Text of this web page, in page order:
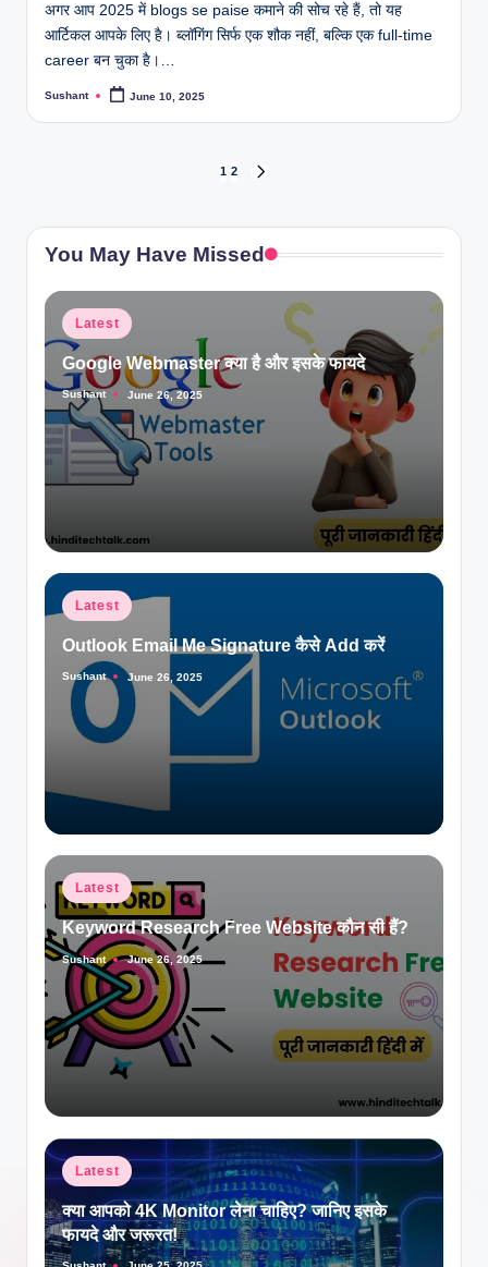
अगर आप 2025 में blogs se paise कमाने की सोच रहे हैं, तो यह
आर्टिकल आपके लिए है। ब्लॉगिंग सिर्फ एक शौक नहीं, बल्कि एक full-time
career बन चुका है।…
Posted
Sushant June 10, 2025
pagination
1 2
You May Have Missed
Posted
in
Latest
Google Webmaster क्या है और इसके फायदे
Posted
by
Sushant June 26, 2025
Posted
Latest
Outlook Email Me Signature कैसे Add करें
Posted
by
Sushant June 26, 2025
Posted
in
Latest
Keyword Research Free Website कौन सी हैं?
Posted
by
Sushant June 26, 2025
Posted
Latest
क्या आपको 4K Monitor लेना चाहिए? जानिए इसके
फायदे और जरूरत!